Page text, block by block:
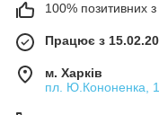
100% позитивних з
Працює з
м. Харків
пл. Ю.Кононенка,